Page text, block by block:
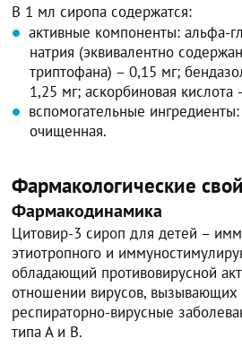
В 1 мл сиропа содержатся:
активные компоненты: альфа-
натрия (эквивалентно
триптофана) – 0,15 мг;
1,25 мг; аскорбиновая кислота
вспомогательные
очищенная.
Фармакологические
Фармакодинамика
Цитовир-3 сироп для детей –
этиотропного и
обладающий противовирусной
отношении вирусов,
респираторно-вирусные
типа А и В.